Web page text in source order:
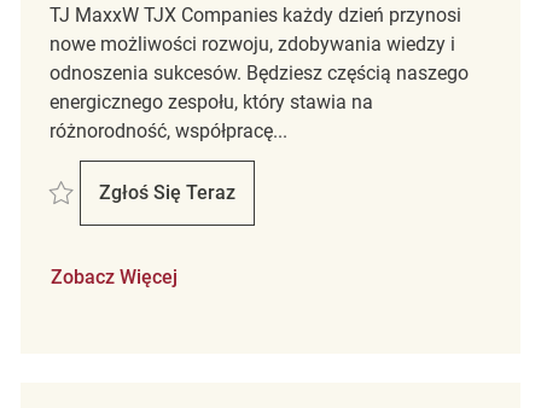
TJ MaxxW TJX Companies każdy dzień przynosi
nowe możliwości rozwoju, zdobywania wiedzy i
odnoszenia sukcesów. Będziesz częścią naszego
energicznego zespołu, który stawia na
różnorodność, współpracę...
Zapisać Part time Backroom Coordinator REQ141153
Zgłoś Się Teraz
Part Time Backroom Coordinator
Zobacz Więcej